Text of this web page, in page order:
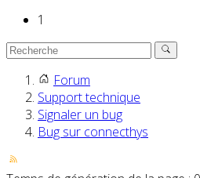
1
Forum
Support technique
Signaler un bug
Bug sur connecthys